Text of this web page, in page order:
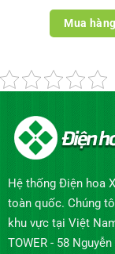
Mua hàng
Hệ thống Điện hoa
toàn quốc. Chúng
khu vực tại Việt
TOWER - 58